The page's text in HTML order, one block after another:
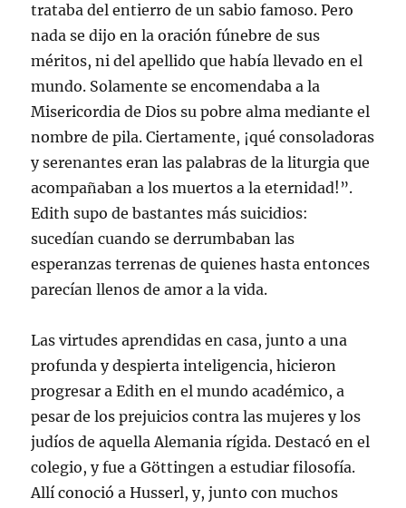
trataba del entierro de un sabio famoso. Pero
nada se dijo en la oración fúnebre de sus
méritos, ni del apellido que había llevado en el
mundo. Solamente se encomendaba a la
Misericordia de Dios su pobre alma mediante el
nombre de pila. Ciertamente, ¡qué consoladoras
y serenantes eran las palabras de la liturgia que
acompañaban a los muertos a la eternidad!”.
Edith supo de bastantes más suicidios:
sucedían cuando se derrumbaban las
esperanzas terrenas de quienes hasta entonces
parecían llenos de amor a la vida.
Las virtudes aprendidas en casa, junto a una
profunda y despierta inteligencia, hicieron
progresar a Edith en el mundo académico, a
pesar de los prejuicios contra las mujeres y los
judíos de aquella Alemania rígida. Destacó en el
colegio, y fue a Göttingen a estudiar filosofía.
Allí conoció a Husserl, y, junto con muchos